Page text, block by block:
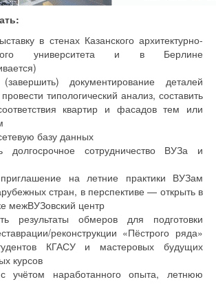
в стенах Казанского архитектурно-
университета и в Берлине
(завершить) документирование деталей
типологический анализ, составить
квартир и фасадов тем или
базу данных
долгосрочное сотрудничество ВУЗа и
приглашение на летние практики ВУЗам
стран, в перспективе — открыть в
межВУЗовский центр
результаты обмеров для подготовки
реконструкции «Пёстрого ряда»
КГАСУ и мастеровых будущих
курсов
учётом наработанного опыта, летнюю